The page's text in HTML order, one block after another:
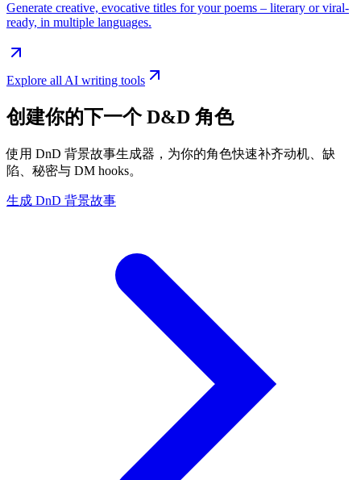
Generate creative, evocative titles for your poems – literary or viral-
ready, in multiple languages.
Explore all AI writing tools
创建你的下一个 D&D 角色
使用 DnD 背景故事生成器，为你的角色快速补齐动机、缺
陷、秘密与 DM hooks。
生成 DnD 背景故事